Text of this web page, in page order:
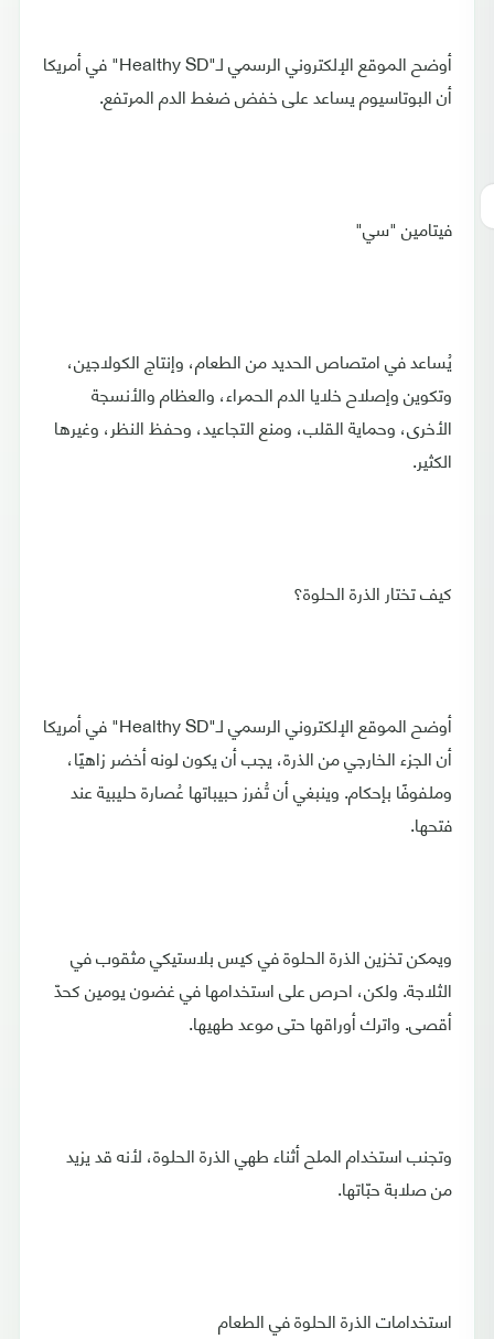
أوضح الموقع الإلكتروني الرسمي لـ"Healthy SD" في أمريكا
أن البوتاسيوم يساعد على خفض ضغط الدم المرتفع.
فيتامين "سي"
يُساعد في امتصاص الحديد من الطعام، وإنتاج الكولاجين،
وتكوين وإصلاح خلايا الدم الحمراء، والعظام والأنسجة
الأخرى، وحماية القلب، ومنع التجاعيد، وحفظ النظر، وغيرها
الكثير.
كيف تختار الذرة الحلوة؟
أوضح الموقع الإلكتروني الرسمي لـ"Healthy SD" في أمريكا
أن الجزء الخارجي من الذرة، يجب أن يكون لونه أخضر زاهيًا،
وملفوفًا بإحكام. وينبغي أن تُفرز حبيباتها عُصارة حليبية عند
فتحها.
ويمكن تخزين الذرة الحلوة في كيس بلاستيكي مثقوب في
الثلاجة. ولكن، احرص على استخدامها في غضون يومين كحدّ
أقصى. واترك أوراقها حتى موعد طهيها.
وتجنب استخدام الملح أثناء طهي الذرة الحلوة، لأنه قد يزيد
من صلابة حبّاتها.
استخدامات الذرة الحلوة في الطعام